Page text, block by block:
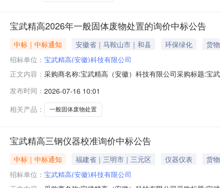
宝武精高2026年一般固体废物处置的询价中标公告
中标｜中标通知 安徽省｜马鞍山市｜和县 环保绿化
货物
招标单位： 宝武精高(安徽)科技有限公司
正文内容： 采购商名称:宝武精高（安徽）科技有限公司采购标题:宝
发布时间： 2026-07-16 10:01
相关产品：
一般固体废物处置
宝武精高三钢仪器校准询价中标公告
中标｜中标通知 福建省｜三明市｜三元区 仪器仪表
货物
招标单位： 宝武精高(安徽)科技有限公司